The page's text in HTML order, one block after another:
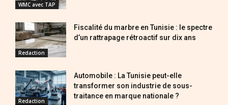
WMC avec TAP
Redaction
Fiscalité du marbre en Tunisie : le spectre
d’un rattrapage rétroactif sur dix ans
Redaction
Automobile : La Tunisie peut-elle
transformer son industrie de sous-
traitance en marque nationale ?